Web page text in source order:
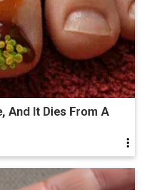
And It Dies From A